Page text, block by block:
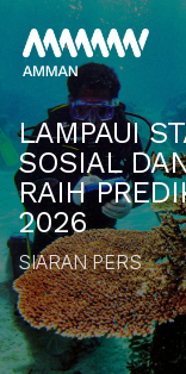
LAMPAUI
SOSIAL
RAIH
2026
SIARAN PERS